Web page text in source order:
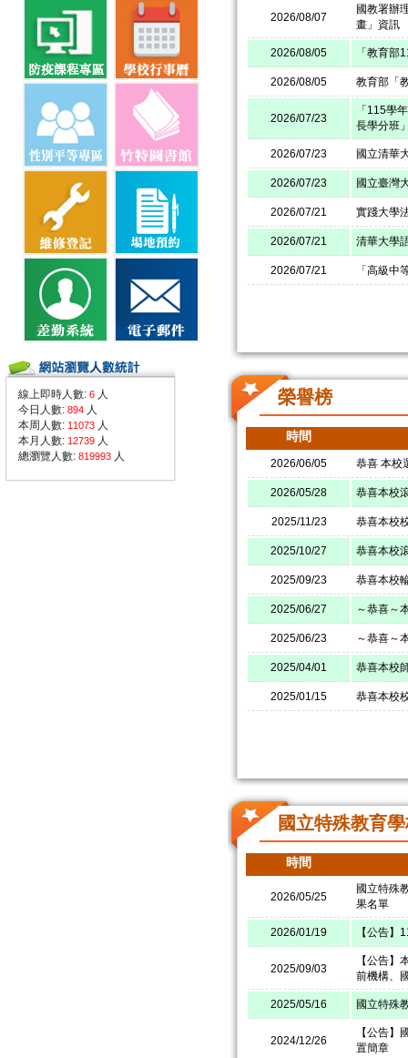
線上即時人數: 6 人
今日人數: 894 人
本周人數: 11073 人
本月人數: 12739 人
總瀏覽人數: 819993 人
2026/08/07
國教署辦
畫」資訊
2026/08/05 「教育部
2026/08/05 教育部「
2026/07/23
「115學
長學分班
2026/07/23 國立清華
2026/07/23 國立臺灣
2026/07/21 實踐大學
2026/07/21 清華大學
2026/07/21 「高級
榮譽榜
時間
2026/06/05 恭喜 本校
2026/05/28 恭喜本校
2025/11/23 恭喜本校
2025/10/27 恭喜本校
2025/09/23 恭喜本校
2025/06/27 ～恭喜～
2025/06/23 ～恭喜～
2025/04/01 恭喜本校
2025/01/15 恭喜本校
國立特殊教育
時間
2026/05/25
國立特殊
果名單
2026/01/19 【公告
2025/09/03
【公告
前機構、
2025/05/16 國立特殊
2024/12/26
【公告
置簡章